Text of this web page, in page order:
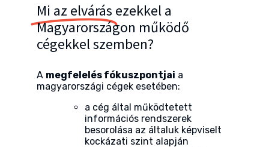
Mi az elvárás ezekkel a
Magyarországon működő
cégekkel szemben?
A megfelelés fókuszpontjai a
magyarországi cégek esetében:
a cég által működtetett
információs rendszerek
besorolása az általuk képviselt
kockázati szint alapján